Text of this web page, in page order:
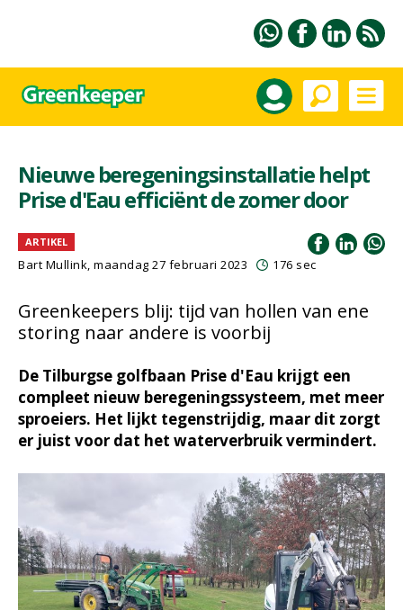
Nieuwe beregeningsinstallatie helpt
Prise d'Eau efficiënt de zomer door
ARTIKEL
Bart Mullink, maandag 27 februari 2023 176 sec
Greenkeepers blij: tijd van hollen van ene
storing naar andere is voorbij
De Tilburgse golfbaan Prise d'Eau krijgt een
compleet nieuw beregeningssysteem, met meer
sproeiers. Het lijkt tegenstrijdig, maar dit zorgt
er juist voor dat het waterverbruik vermindert.